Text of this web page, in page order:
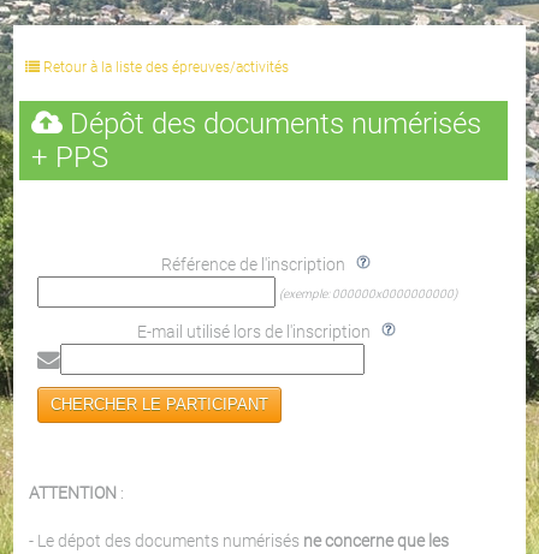
Retour à la liste des épreuves/activités
Dépôt des documents numérisés
+ PPS
Référence de l'inscription
(exemple: 000000x0000000000)
E-mail utilisé lors de l'inscription
CHERCHER LE PARTICIPANT
ATTENTION :
- Le dépot des documents numérisés ne concerne que les